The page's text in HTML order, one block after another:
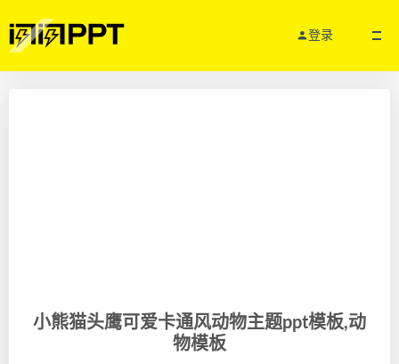
登录
小熊猫头鹰可爱卡通风动物主题ppt模板,动
物模板